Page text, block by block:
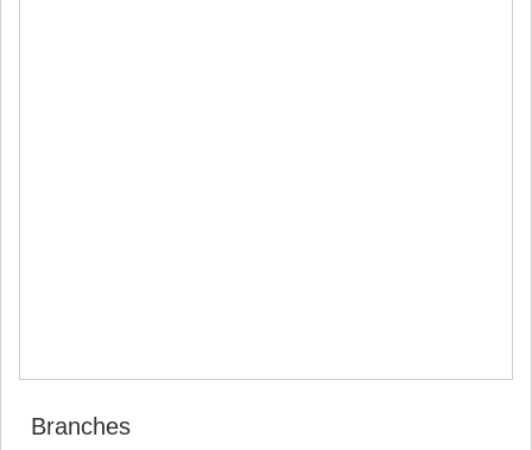
ONI
SAMEGRELO/ZEMO SVANETI
Branches